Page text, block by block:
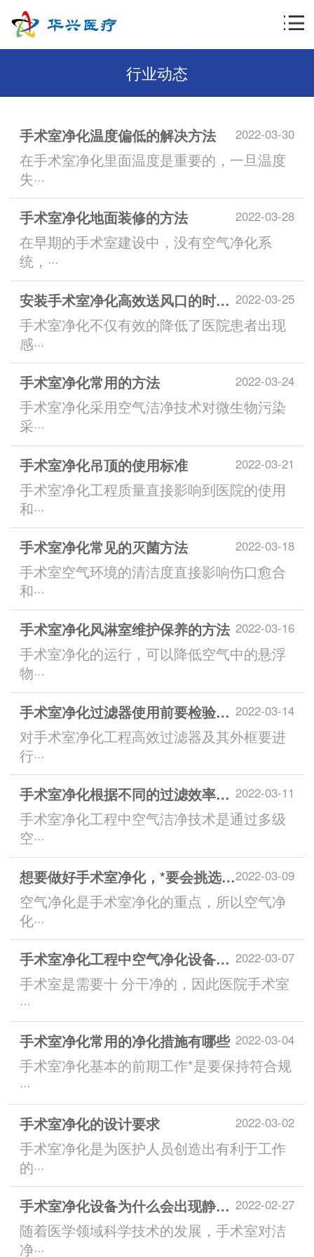
行业动态
2022-03-30
手术室净化温度偏低的解决方法
在手术室净化里面温度是重要的，一旦温度
失···
2022-03-28
手术室净化地面装修的方法
在早期的手术室建设中，没有空气净化系
统，···
2022-03-25
安装手术室净化高效送风口的时候有哪些要注意的
手术室净化不仅有效的降低了医院患者出现
感···
2022-03-24
手术室净化常用的方法
手术室净化采用空气洁净技术对微生物污染
采···
2022-03-21
手术室净化吊顶的使用标准
手术室净化工程质量直接影响到医院的使用
和···
2022-03-18
手术室净化常见的灭菌方法
手术室空气环境的清洁度直接影响伤口愈合
和···
2022-03-16
手术室净化风淋室维护保养的方法
手术室净化的运行，可以降低空气中的悬浮
物···
2022-03-14
手术室净化过滤器使用前要检验什么
对手术室净化工程高效过滤器及其外框要进
行···
2022-03-11
手术室净化根据不同的过滤效率可以分为哪几种
手术室净化工程中空气洁净技术是通过多级
空···
2022-03-09
想要做好手术室净化，*要会挑选空气净化器
空气净化是手术室净化的重点，所以空气净
化···
2022-03-07
手术室净化工程中空气净化设备的日常管理规范
手术室是需要十 分干净的，因此医院手术室
···
2022-03-04
手术室净化常用的净化措施有哪些
手术室净化基本的前期工作*是要保持符合规
···
2022-03-02
手术室净化的设计要求
手术室净化是为医护人员创造出有利于工作
的···
2022-02-27
手术室净化设备为什么会出现静电荷
随着医学领域科学技术的发展，手术室对洁
净···